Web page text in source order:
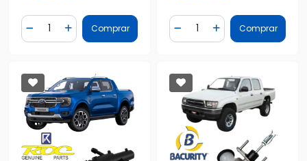
Diminuir Quantidade
Quantidade
Adicionar Quantidade
Comprar Diminuir Quantidade
Quantidade
AdicionarComprar